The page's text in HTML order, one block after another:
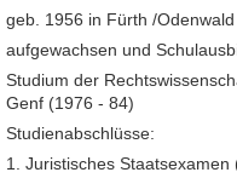
geb. 1956 in Fürth /Odenwald
aufgewachsen und
Studium der
Genf (1976 - 84)
Studienabschlüsse:
1. Juristisches Staatsexamen